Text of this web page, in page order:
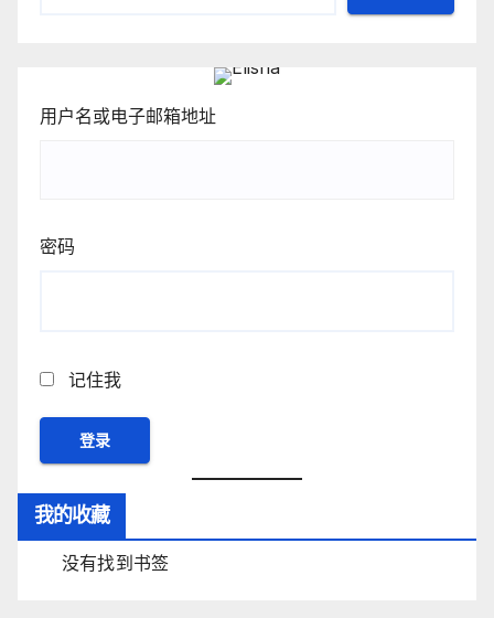
用户名或电子邮箱地址
密码
记住我
我的收藏
没有找到书签